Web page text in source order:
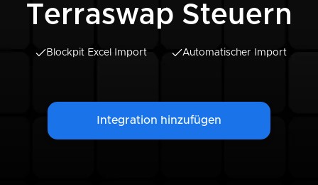
Terraswap Steuern
Blockpit Excel Import Automatischer Import
Integration hinzufügen